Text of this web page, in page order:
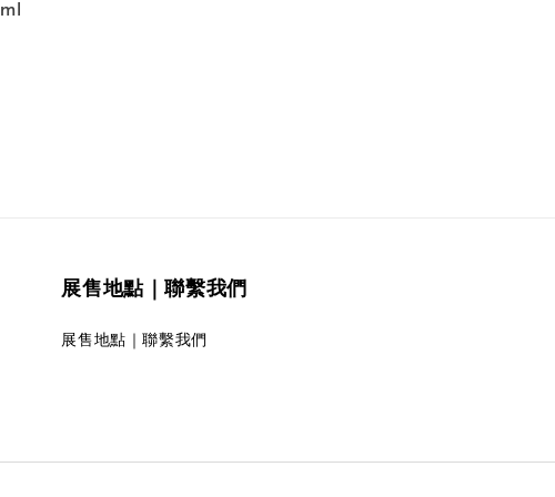
展售地點｜聯繫我們
展售地點｜聯繫我們